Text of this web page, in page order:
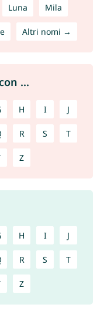
Luna Mila
Altri nomi →
...
H I J
R S T
Z
H I J
R S T
Z